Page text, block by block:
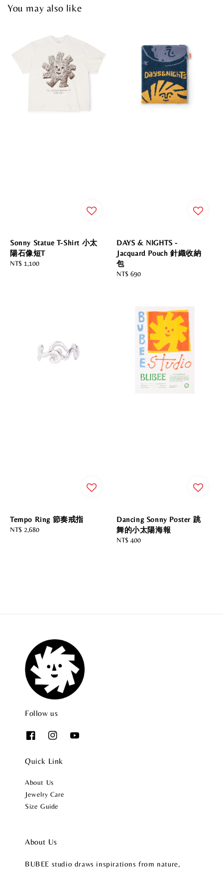
You may also like
Sonny Statue T-Shirt 小太
陽石像短T
Regular
NT$ 1,100
DAYS & NIGHTS -
Jacquard Pouch 針織收納
包
Regular
NT$ 690
Tempo Ring 節奏戒指
Regular
NT$ 2,680
Dancing Sonny Poster 跳
舞的小太陽海報
Regular
NT$ 400
Follow us
Quick Link
About Us
Jewelry Care
Size Guide
About Us
BUBEE studio draws inspirations from nature,